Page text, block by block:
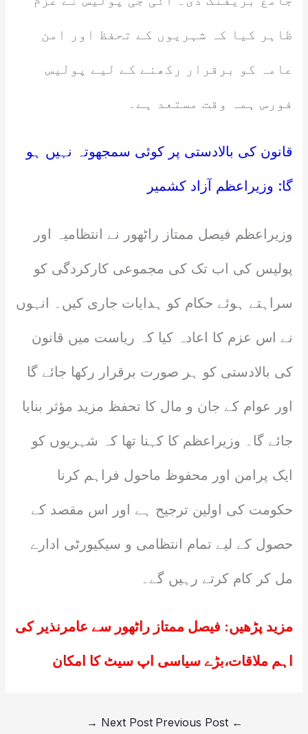
ظاہر کیا کہ شہریوں کے تحفظ اور امن
عامہ کو برقرار رکھنے کے لیے پولیس
فورس ہمہ وقت مستعد ہے۔
قانون کی بالادستی پر کوئی سمجھوتہ نہیں ہو
گا: وزیراعظم آزاد کشمیر
وزیراعظم فیصل ممتاز راٹھور نے انتظامیہ اور
پولیس کی اب تک کی مجموعی کارکردگی کو
سراہتے ہوئے حکام کو ہدایات جاری کیں۔ انہوں
نے اس عزم کا اعادہ کیا کہ ریاست میں قانون
کی بالادستی کو ہر صورت برقرار رکھا جائے گا
اور عوام کے جان و مال کا تحفظ مزید مؤثر بنایا
جائے گا۔ وزیراعظم کا کہنا تھا کہ شہریوں کو
ایک پرامن اور محفوظ ماحول فراہم کرنا
حکومت کی اولین ترجیح ہے اور اس مقصد کے
حصول کے لیے تمام انتظامی و سیکیورٹی ادارے
مل کر کام کرتے رہیں گے۔
مزید پڑھیں: فیصل ممتاز راٹھور سے عامرنذیر کی
اہم ملاقات،بڑے سیاسی اپ سیٹ کا امکان
←
Next Post
→